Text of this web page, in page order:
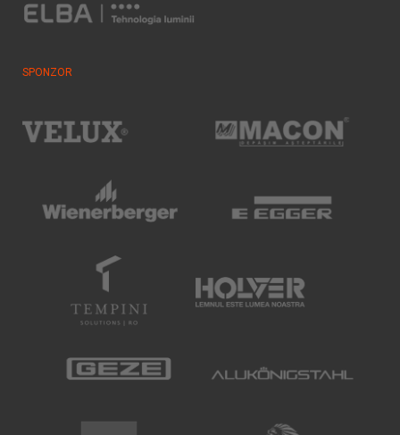
SPONZOR